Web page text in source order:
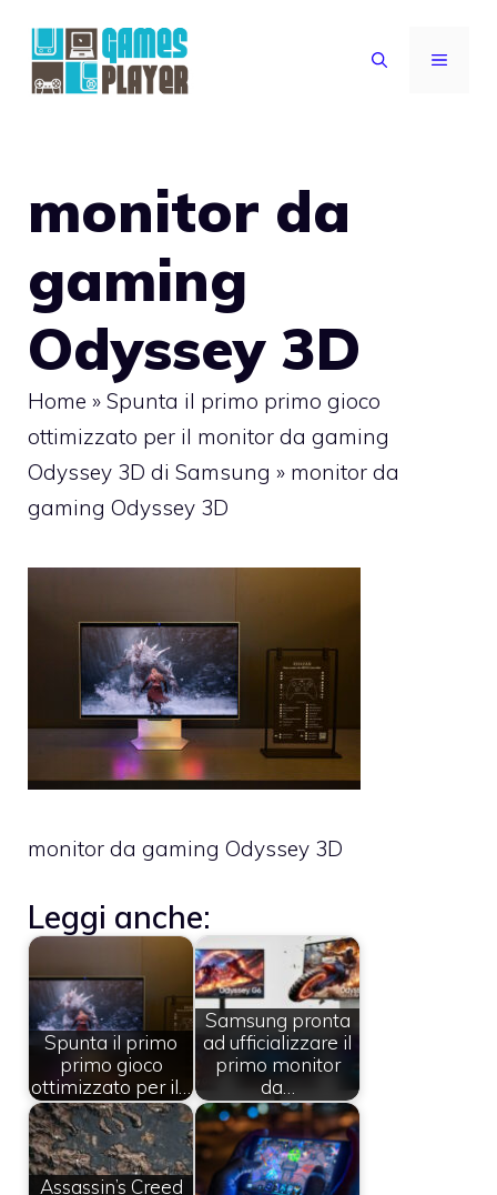
contenuto
MENU
monitor da
gaming
Odyssey 3D
Home » Spunta il primo primo gioco
ottimizzato per il monitor da gaming
Odyssey 3D di Samsung » monitor da
gaming Odyssey 3D
monitor da gaming Odyssey 3D
Leggi anche:
Spunta il primo
primo gioco
ottimizzato per il…
Samsung pronta
ad ufficializzare il
primo monitor
da…
Assassin’s Creed